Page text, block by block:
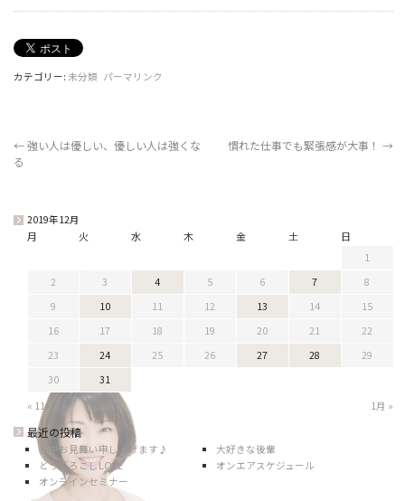
カテゴリー: 未分類 パーマリンク
←強い人は優しい、優しい人は強くな
る
慣れた仕事でも緊張感が大事！ →
2019年12月
月 火 水 木 金 土 日
1
2
3 4 5 6 7
8
9
10 11 12 13 14
15
16
17 18 19 20 21
22
23
24 25 26 27 28
29
30
31
« 11月
1月 »
最近の投稿
暑中お見舞い申し上げます♪
大好きな後輩
とうもろこしLOVE
オンエアスケジュール
オンラインセミナー